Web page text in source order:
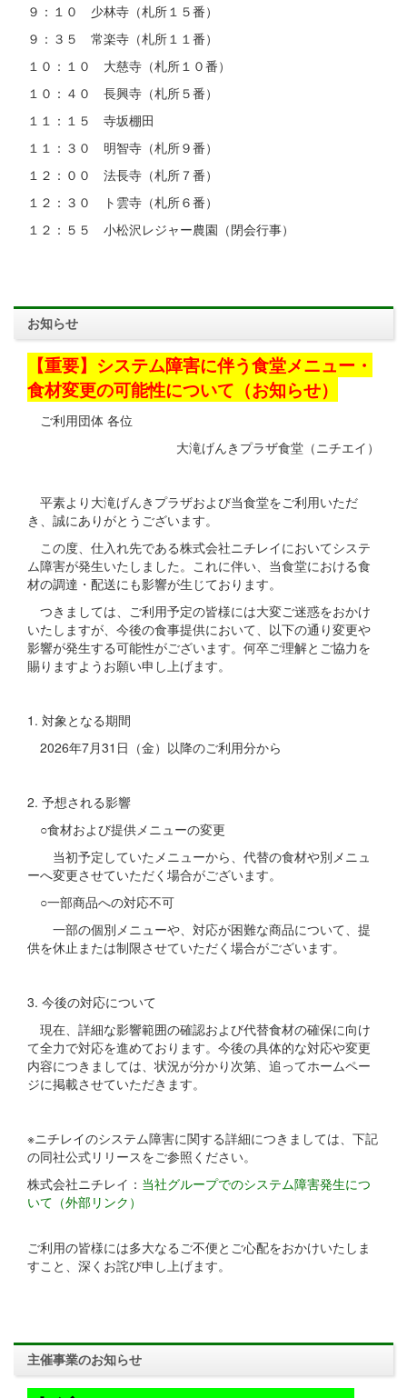
９：１０ 少林寺（札所１５番）
９：３５ 常楽寺（札所１１番）
１０：１０ 大慈寺（札所１０番）
１０：４０ 長興寺（札所５番）
１１：１５ 寺坂棚田
１１：３０ 明智寺（札所９番）
１２：００ 法長寺（札所７番）
１２：３０ ト雲寺（札所６番）
１２：５５ 小松沢レジャー農園（閉会行事）
お知らせ
【重要】システム障害に伴う食堂メニュー・
食材変更の可能性について（お知らせ）
ご利用団体 各位
大滝げんきプラザ食堂（ニチエイ）
平素より大滝げんきプラザおよび当食堂をご利用いただ
き、誠にありがとうございます。
この度、仕入れ先である株式会社ニチレイにおいてシステ
ム障害が発生いたしました。これに伴い、当食堂における食
材の調達・配送にも影響が生じております。
つきましては、ご利用予定の皆様には大変ご迷惑をおかけ
いたしますが、今後の食事提供において、以下の通り変更や
影響が発生する可能性がございます。何卒ご理解とご協力を
賜りますようお願い申し上げます。
1. 対象となる期間
2026年7月31日（金）以降のご利用分から
2. 予想される影響
○食材および提供メニューの変更
当初予定していたメニューから、代替の食材や別メニュ
ーへ変更させていただく場合がございます。
○一部商品への対応不可
一部の個別メニューや、対応が困難な商品について、提
供を休止または制限させていただく場合がございます。
3. 今後の対応について
現在、詳細な影響範囲の確認および代替食材の確保に向け
て全力で対応を進めております。今後の具体的な対応や変更
内容につきましては、状況が分かり次第、追ってホームペー
ジに掲載させていただきます。
※ニチレイのシステム障害に関する詳細につきましては、下記
の同社公式リリースをご参照ください。
株式会社ニチレイ： 当社グループでのシステム障害発生につ
いて（外部リンク）
ご利用の皆様には多大なるご不便とご心配をおかけいたしま
すこと、深くお詫び申し上げます。
主催事業のお知らせ